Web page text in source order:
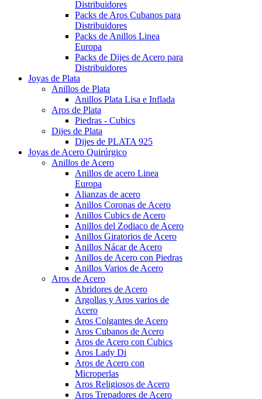
Distribuidores
Packs de Aros Cubanos para
Distribuidores
Packs de Anillos Linea
Europa
Packs de Dijes de Acero para
Distribuidores
Joyas de Plata
Anillos de Plata
Anillos Plata Lisa e Inflada
Aros de Plata
Piedras - Cubics
Dijes de Plata
Dijes de PLATA 925
Joyas de Acero Quirúrgico
Anillos de Acero
Anillos de acero Linea
Europa
Alianzas de acero
Anillos Coronas de Acero
Anillos Cubics de Acero
Anillos del Zodiaco de Acero
Anillos Giratorios de Acero
Anillos Nácar de Acero
Anillos de Acero con Piedras
Anillos Varios de Acero
Aros de Acero
Abridores de Acero
Argollas y Aros varios de
Acero
Aros Colgantes de Acero
Aros Cubanos de Acero
Aros de Acero con Cubics
Aros Lady Di
Aros de Acero con
Microperlas
Aros Religiosos de Acero
Aros Trepadores de Acero